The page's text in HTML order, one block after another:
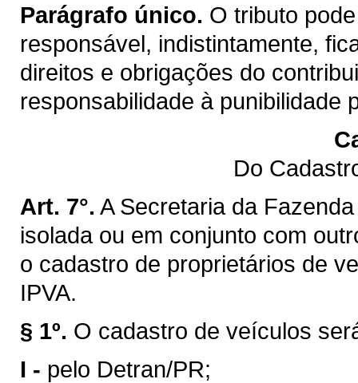
Parágrafo único. O tributo
responsável, indistintamente,
direitos e obrigações do
responsabilidade à punibilidade
Do
Art. 7°. A Secretaria da
isolada ou em conjunto com
o cadastro de proprietários de
IPVA.
§ 1º. O cadastro de veículos
I - pelo Detran/PR;